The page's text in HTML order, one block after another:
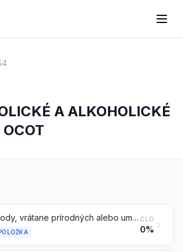
A ALKOHOLICKÉ
Vody, vrátane prírodných alebo umelých minerálnych vôd a sýtených vôd, neobsahujúce pridaný cukor alebo ostatné sladidlá ani ochucujúce látky; ľad a sneh CLO
0%